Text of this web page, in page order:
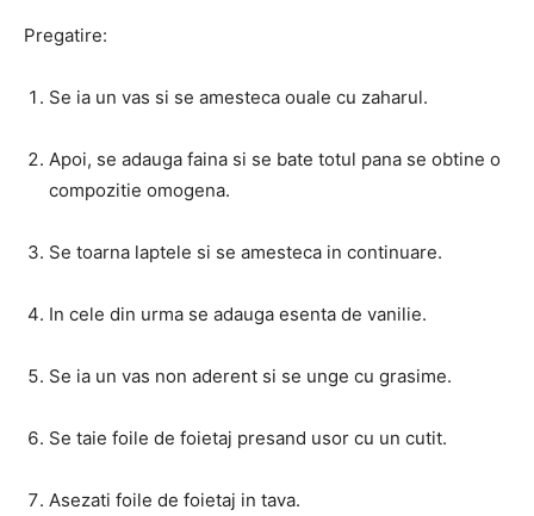
Pregatire:
Se ia un vas si se amesteca ouale cu zaharul.
Apoi, se adauga faina si se bate totul pana se obtine o
compozitie omogena.
Se toarna laptele si se amesteca in continuare.
In cele din urma se adauga esenta de vanilie.
Se ia un vas non aderent si se unge cu grasime.
Se taie foile de foietaj presand usor cu un cutit.
Asezati foile de foietaj in tava.